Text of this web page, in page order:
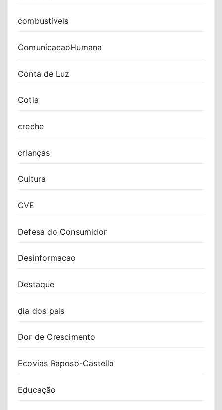
combustíveis
ComunicacaoHumana
Conta de Luz
Cotia
creche
crianças
Cultura
CVE
Defesa do Consumidor
Desinformacao
Destaque
dia dos pais
Dor de Crescimento
Ecovias Raposo-Castello
Educação